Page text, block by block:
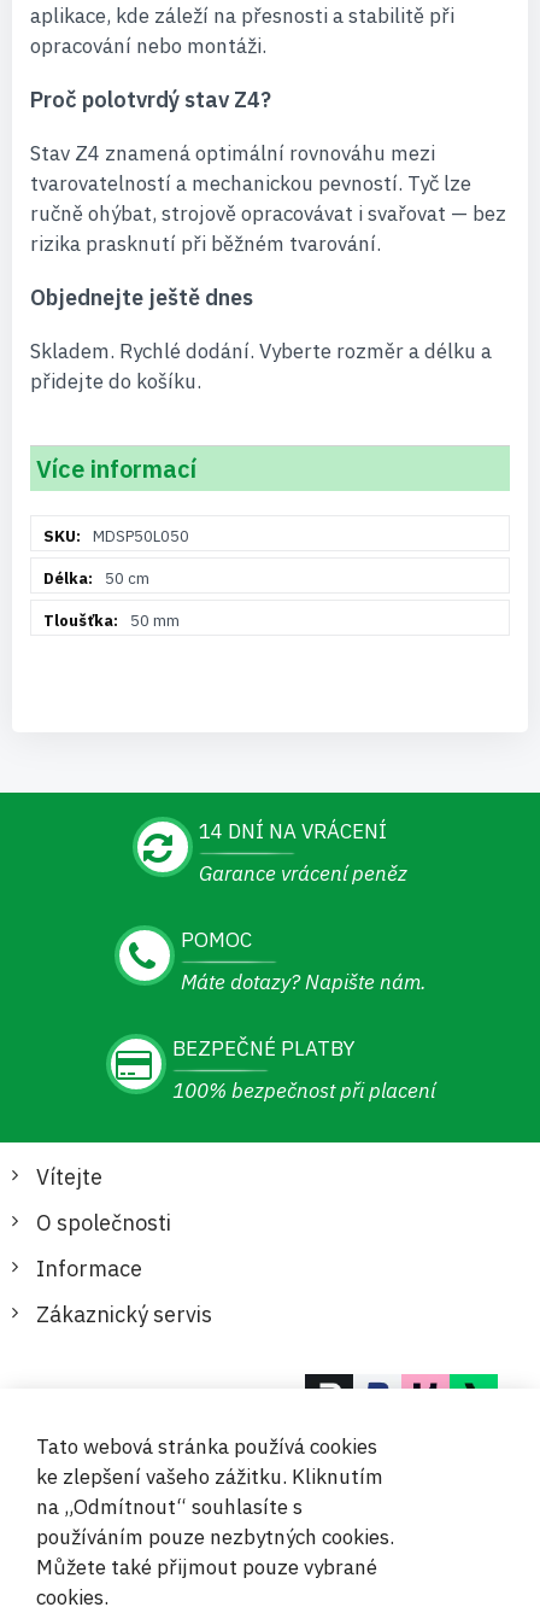
aplikace, kde záleží na přesnosti a stabilitě při
opracování nebo montáži.
Proč polotvrdý stav Z4?
Stav Z4 znamená optimální rovnováhu mezi
tvarovatelností a mechanickou pevností. Tyč lze
ručně ohýbat, strojově opracovávat i svařovat — bez
rizika prasknutí při běžném tvarování.
Objednejte ještě dnes
Skladem. Rychlé dodání. Vyberte rozměr a délku a
přidejte do košíku.
Více informací
informacíMDSP50L050
50 cm
50 mm
14 DNÍ NA VRÁCENÍ
Garance vrácení peněz
POMOC
Máte dotazy? Napište nám.
BEZPEČNÉ PLATBY
100% bezpečnost při placení
Vítejte
O společnosti
Informace
Zákaznický servis
© 2019-2026 Megamix s.r.o.
Tato webová stránka používá cookies
ke zlepšení vašeho zážitku. Kliknutím
na „Odmítnout“ souhlasíte s
používáním pouze nezbytných cookies.
Můžete také přijmout pouze vybrané
cookies.